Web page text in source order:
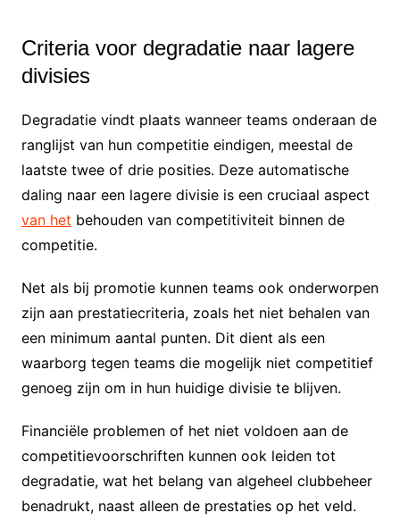
Criteria voor degradatie naar lagere
divisies
Degradatie vindt plaats wanneer teams onderaan de
ranglijst van hun competitie eindigen, meestal de
laatste twee of drie posities. Deze automatische
daling naar een lagere divisie is een cruciaal aspect
van het behouden van competitiviteit binnen de
competitie.
Net als bij promotie kunnen teams ook onderworpen
zijn aan prestatiecriteria, zoals het niet behalen van
een minimum aantal punten. Dit dient als een
waarborg tegen teams die mogelijk niet competitief
genoeg zijn om in hun huidige divisie te blijven.
Financiële problemen of het niet voldoen aan de
competitievoorschriften kunnen ook leiden tot
degradatie, wat het belang van algeheel clubbeheer
benadrukt, naast alleen de prestaties op het veld.